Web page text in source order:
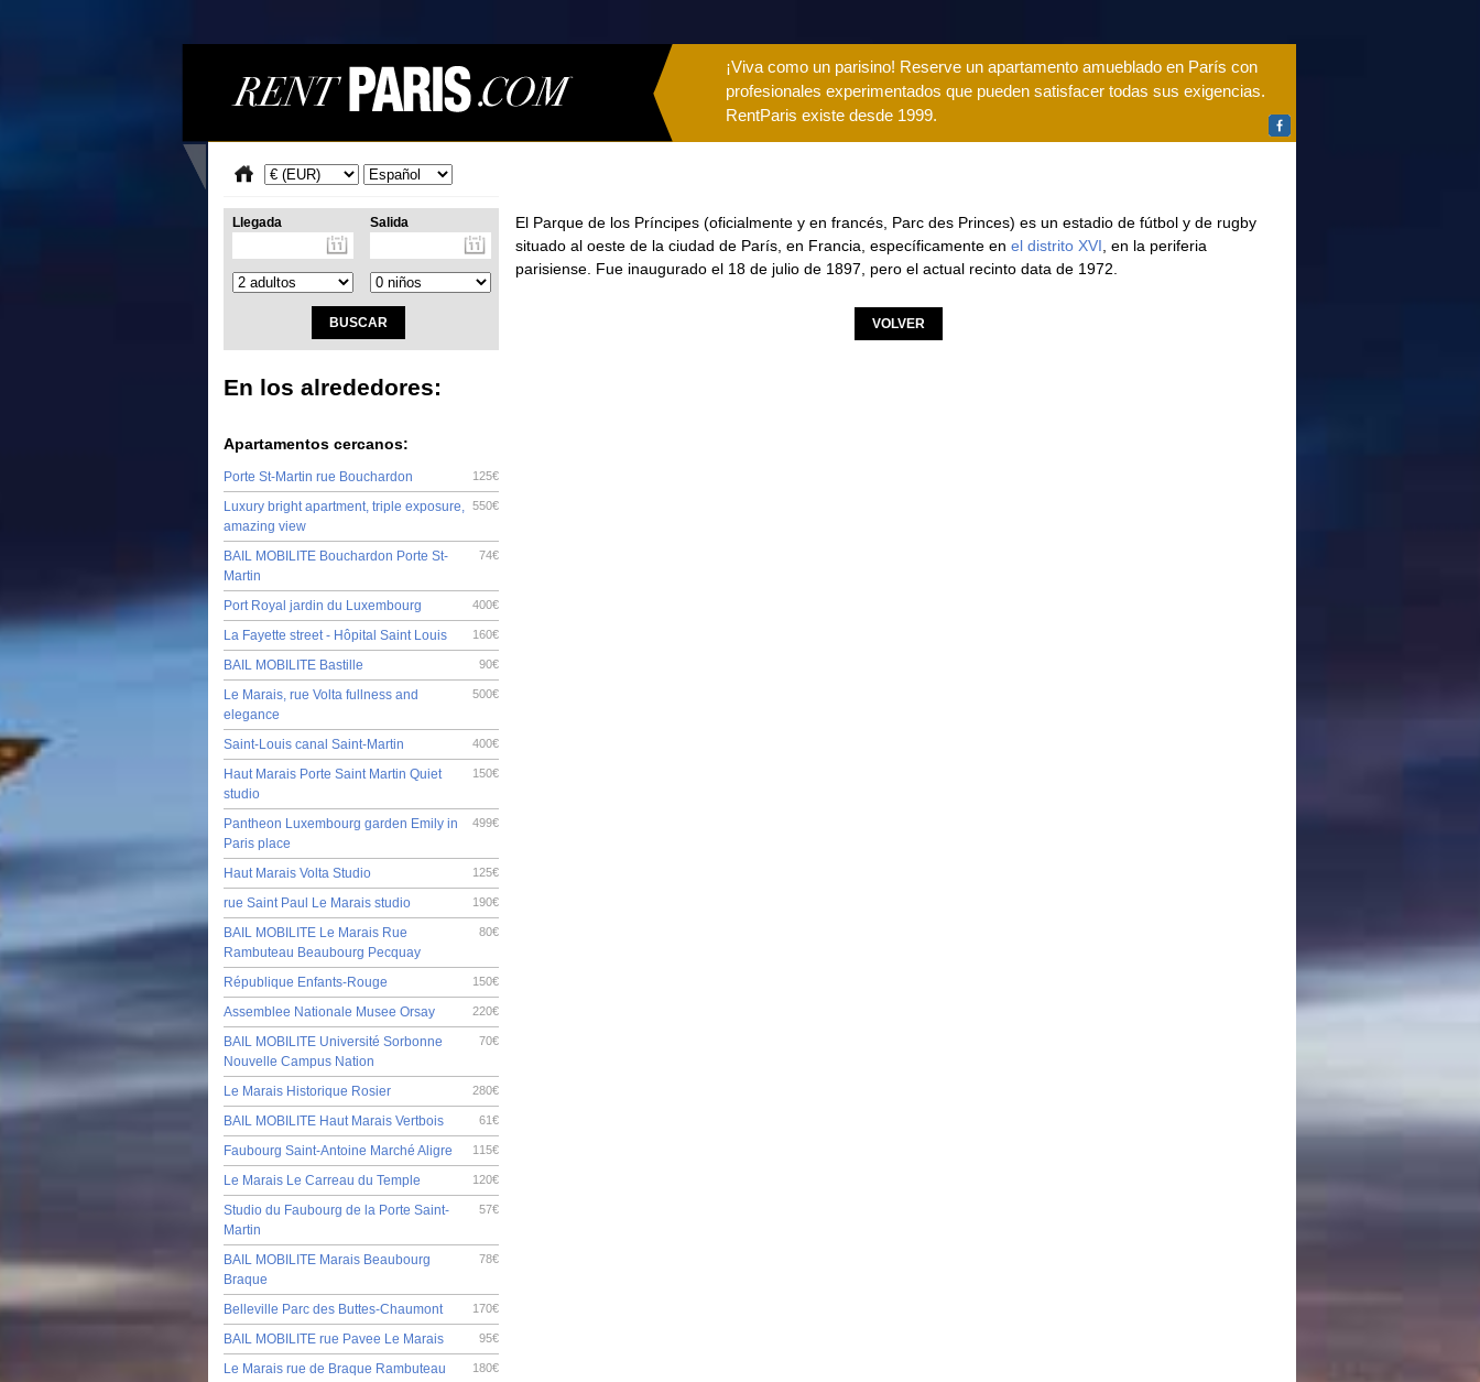
¡Viva como un parisino! Reserve un apartamento amueblado en París con
profesionales experimentados que pueden satisfacer todas sus exigencias.
RentParis existe desde 1999.
Llegada Salida
En los alrededores:
Apartamentos cercanos:
125€
Porte St-Martin rue Bouchardon
550€
Luxury bright apartment, triple exposure,
amazing view
74€
BAIL MOBILITE Bouchardon Porte St-
Martin
400€
Port Royal jardin du Luxembourg
160€
La Fayette street - Hôpital Saint Louis
90€
BAIL MOBILITE Bastille
500€
Le Marais, rue Volta fullness and
elegance
400€
Saint-Louis canal Saint-Martin
150€
Haut Marais Porte Saint Martin Quiet
studio
499€
Pantheon Luxembourg garden Emily in
Paris place
125€
Haut Marais Volta Studio
190€
rue Saint Paul Le Marais studio
80€
BAIL MOBILITE Le Marais Rue
Rambuteau Beaubourg Pecquay
150€
République Enfants-Rouge
220€
Assemblee Nationale Musee Orsay
70€
BAIL MOBILITE Université Sorbonne
Nouvelle Campus Nation
280€
Le Marais Historique Rosier
61€
BAIL MOBILITE Haut Marais Vertbois
115€
Faubourg Saint-Antoine Marché Aligre
120€
Le Marais Le Carreau du Temple
57€
Studio du Faubourg de la Porte Saint-
Martin
78€
BAIL MOBILITE Marais Beaubourg
Braque
170€
Belleville Parc des Buttes-Chaumont
95€
BAIL MOBILITE rue Pavee Le Marais
180€
Le Marais rue de Braque Rambuteau
El Parque de los Príncipes (oficialmente y en francés, Parc des Princes) es un estadio de fútbol y de rugby
situado al oeste de la ciudad de París, en Francia, específicamente en el distrito XVI , en la periferia
parisiense. Fue inaugurado el 18 de julio de 1897, pero el actual recinto data de 1972.
VOLVER